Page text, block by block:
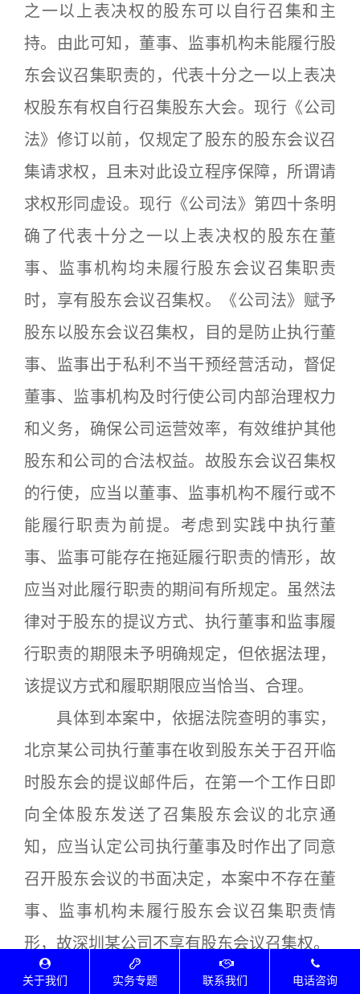
之一以上表决权的股东可以自行召集和主
持。由此可知，董事、监事机构未能履行股
东会议召集职责的，代表十分之一以上表决
权股东有权自行召集股东大会。现行《公司
法》修订以前，仅规定了股东的股东会议召
集请求权，且未对此设立程序保障，所谓请
求权形同虚设。现行《公司法》第四十条明
确了代表十分之一以上表决权的股东在董
事、监事机构均未履行股东会议召集职责
时，享有股东会议召集权。《公司法》赋予
股东以股东会议召集权，目的是防止执行董
事、监事出于私利不当干预经营活动，督促
董事、监事机构及时行使公司内部治理权力
和义务，确保公司运营效率，有效维护其他
股东和公司的合法权益。故股东会议召集权
的行使，应当以董事、监事机构不履行或不
能履行职责为前提。考虑到实践中执行董
事、监事可能存在拖延履行职责的情形，故
应当对此履行职责的期间有所规定。虽然法
律对于股东的提议方式、执行董事和监事履
行职责的期限未予明确规定，但依据法理，
该提议方式和履职期限应当恰当、合理。
具体到本案中，依据法院查明的事实，
北京某公司执行董事在收到股东关于召开临
时股东会的提议邮件后，在第一个工作日即
向全体股东发送了召集股东会议的北京通
知，应当认定公司执行董事及时作出了同意
召开股东会议的书面决定，本案中不存在董
事、监事机构未履行股东会议召集职责情
形，故深圳某公司不享有股东会议召集权。
（二）股东会决议不成立情形中的程序
关于我们 实务专题 联系我们 电话咨询